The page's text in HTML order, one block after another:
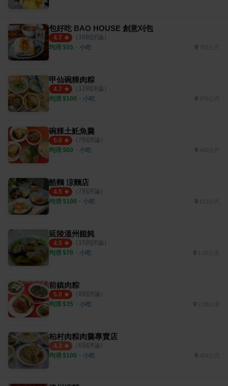
包好吃 BAO HOUSE 創意刈包
4.7 （ 16則評論）
均消 $55 ・ 小吃 751公尺
甲仙碗粿肉粽
4.7 （ 12則評論）
均消 $100 ・ 小吃 476公尺
碗粿土魠魚羹
5.0 （ 7則評論）
均消 $60 ・ 小吃 440公尺
酷麵 涼麵店
4.5 （ 7則評論）
均消 $100 ・ 小吃
延陵溫州餛飩
4.5 （ 15則評論）
均消 $70 ・ 小吃 1.05公里
前鎮肉粽
5.0 （ 8則評論）
均消 $35 ・ 小吃
柏村肉粽肉羹專賣店
4.3 （ 6則評論）
均消 $100 ・ 小吃 454公尺